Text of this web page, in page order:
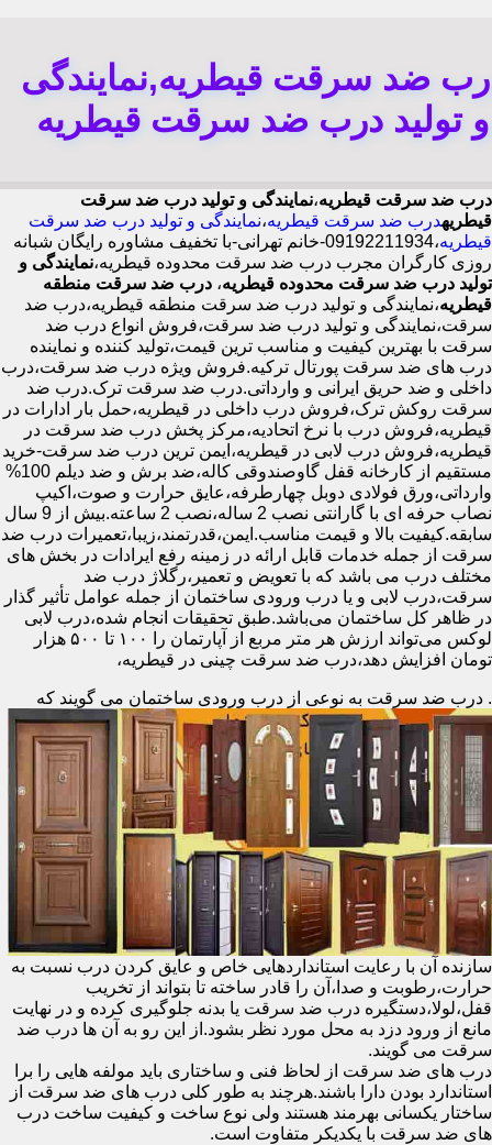
ضد سرقت قیطریه,نمایندگی
و تولید درب ضد سرقت قیطریه
درب ضد سرقت قیطریه،نمایندگی و تولید درب ضد سرقت
قیطریهدرب ضد سرقت قیطریه،نمایندگی و تولید درب ضد سرقت
قیطریه
،09192211934-خانم تهرانی-با تخفیف مشاوره رایگان شبانه
روزی کارگران مجرب درب ضد سرقت محدوده قیطریه،نمایندگی و
تولید درب ضد سرقت محدوده قیطریه، درب ضد سرقت منطقه
قیطریه،نمایندگی و تولید درب ضد سرقت منطقه قیطریه،درب ضد
سرقت،نمایندگی و تولید درب ضد سرقت،فروش انواع درب ضد
سرقت با بهترین کیفیت و مناسب ترین قیمت،تولید کننده و نماینده
درب های ضد سرقت پورتال ترکیه.فروش ویژه درب ضد سرقت،درب
داخلی و ضد حریق ایرانی و وارداتی.درب ضد سرقت ترک.درب ضد
سرقت روکش ترک،فروش درب داخلی در قیطریه،حمل بار ادارات در
قیطریه،فروش درب با نرخ اتحادیه،مرکز پخش درب ضد سرقت در
قیطریه،فروش درب لابی در قیطریه،ایمن ترین درب ضد سرقت-خرید
مستقیم از کارخانه قفل گاوصندوقی کاله،ضد برش و ضد دیلم 100%
وارداتی،ورق فولادی دوبل چهارطرفه،عایق حرارت و صوت،اکیپ
نصاب حرفه ای با گارانتی نصب 2 ساله،نصب 2 ساعته.بیش از 9 سال
سابقه.کیفیت بالا و قیمت مناسب.ایمن،قدرتمند،زیبا،تعمیرات درب ضد
سرقت از جمله خدمات قابل ارائه در زمینه رفع ایرادات در بخش های
مختلف درب می باشد که با تعویض و تعمیر،رگلاژ درب ضد
سرقت،درب لابی و یا درب ورودی ساختمان از جمله عوامل تأثیر گذار
در ظاهر کل ساختمان می‌باشد.طبق تحقیقات انجام شده،درب لابی
لوکس می‌تواند ارزش هر متر مربع از آپارتمان را ۱۰۰ تا ۵۰۰ هزار
تومان افزایش دهد،درب ضد سرقت چینی در قیطریه،
. درب ضد سرقت به نوعی از درب ورودی ساختمان می گویند که
سازنده آن با رعایت استانداردهایی خاص و عایق کردن درب نسبت به
حرارت،رطوبت و صدا،آن را قادر ساخته تا بتواند از تخریب
قفل،لولا،دستگیره درب ضد سرقت یا بدنه جلوگیری کرده و در نهایت
مانع از ورود دزد به محل مورد نظر بشود.از این رو به آن ها درب ضد
سرقت می گویند.
درب های ضد سرقت از لحاظ فنی و ساختاری باید مولفه هایی را برا
استاندارد بودن دارا باشند.هرچند به طور کلی درب های ضد سرقت از
ساختار یکسانی بهرمند هستند ولی نوع ساخت و کیفیت ساخت درب
های ضد سرقت با یکدیکر متفاوت است.